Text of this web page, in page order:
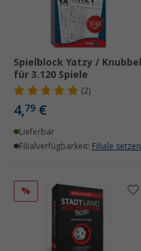
Spielblock Yatzy / Knubbel
für 3.120 Spiele
(2)
4,79 €
Lieferbar
Filialverfügbarkeit: Filiale setzen
%